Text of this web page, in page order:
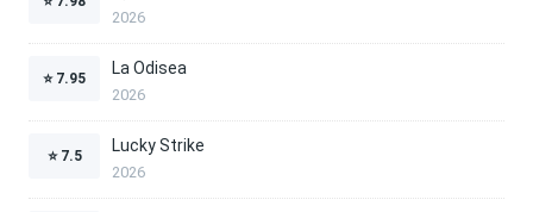
2026
⭐ 7.95
La Odisea
2026
⭐ 7.5
Lucky Strike
2026